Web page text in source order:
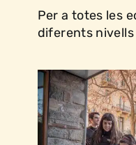
Per a totes les
diferents